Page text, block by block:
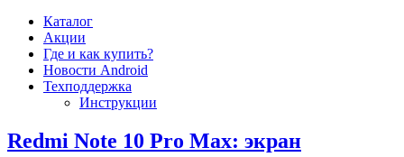
Каталог
Акции
Где и как купить?
Новости Android
Техподдержка
Инструкции
Redmi Note 10 Pro Max: экран